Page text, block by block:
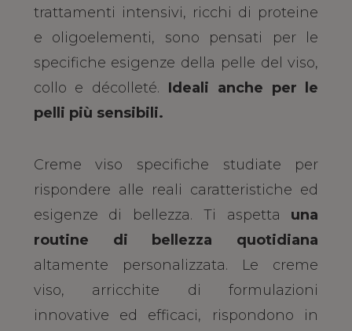
trattamenti intensivi, ricchi di proteine
e oligoelementi, sono pensati per le
specifiche esigenze della pelle del viso,
collo e décolleté. Ideali anche per le
pelli più sensibili.
Creme viso specifiche studiate per
rispondere alle reali caratteristiche ed
esigenze di bellezza. Ti aspetta una
routine di bellezza quotidiana
altamente personalizzata. Le creme
viso, arricchite di formulazioni
innovative ed efficaci, rispondono in